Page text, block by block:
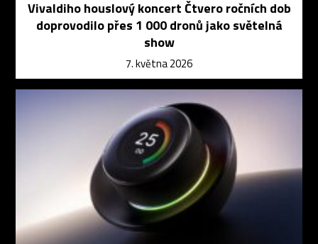
Vivaldiho houslový koncert Čtvero ročních dob
doprovodilo přes 1 000 dronů jako světelná
show
7. května 2026